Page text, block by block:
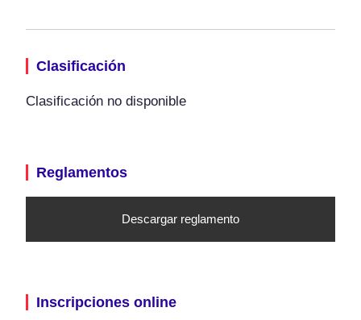
Clasificación
Clasificación no disponible
Reglamentos
Descargar reglamento
Inscripciones online